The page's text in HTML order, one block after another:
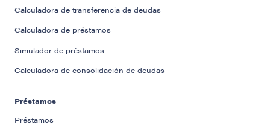
Calculadora de transferencia de deudas
Calculadora de préstamos
Simulador de préstamos
Calculadora de consolidación de deudas
Préstamos
Préstamos